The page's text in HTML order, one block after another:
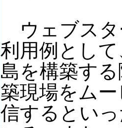
ウェブスタ
利用例とし
島を構築す
築現場をム
信するとい